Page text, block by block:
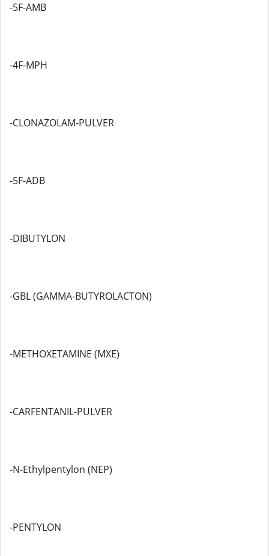
-5F-AMB
-4F-MPH
-CLONAZOLAM-PULVER
-5F-ADB
-DIBUTYLON
-GBL (GAMMA-BUTYROLACTON)
-METHOXETAMINE (MXE)
-CARFENTANIL-PULVER
-N-Ethylpentylon (NEP)
-PENTYLON